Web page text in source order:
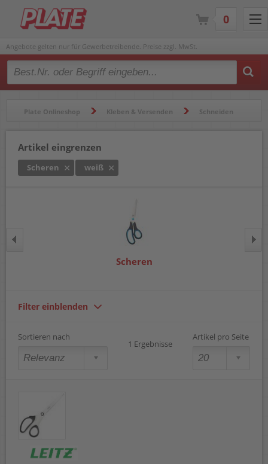
Angebote gelten nur für Gewerbetreibende. Preise zzgl. MwSt.
Type 2 or more characters for results.
Plate Onlineshop Kleben & Versenden Schneiden
Artikel eingrenzen
Scheren weiß
Scheren
Filter einblenden
Sortieren nach
1 Ergebnisse
Artikel pro Seite
0